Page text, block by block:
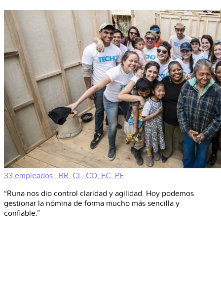
33 empleados
BR, CL, CO, EC, PE
“Runa nos dio control claridad y agilidad. Hoy podemos
gestionar la nómina de forma mucho más sencilla y
confiable.”